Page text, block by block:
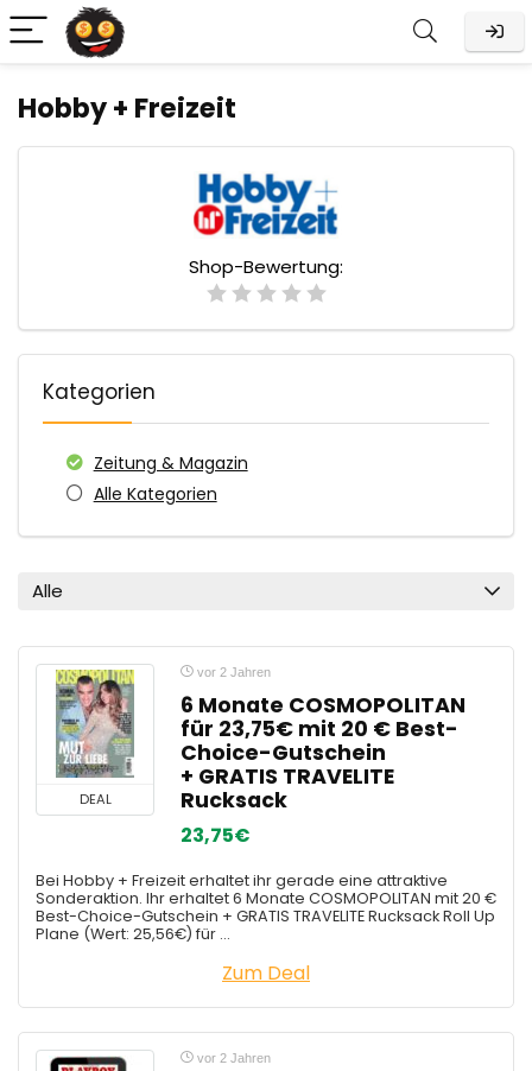
Hobby + Freizeit
Shop-Bewertung:
Kategorien
Zeitung & Magazin
Alle Kategorien
Alle
DEAL
vor 2 Jahren
6 Monate COSMOPOLITAN
für 23,75€ mit 20 € Best-
Choice-Gutschein
+ GRATIS TRAVELITE
Rucksack
23,75€
Bei Hobby + Freizeit erhaltet ihr gerade eine attraktive
Sonderaktion. Ihr erhaltet 6 Monate COSMOPOLITAN mit 20 €
Best-Choice-Gutschein + GRATIS TRAVELITE Rucksack Roll Up
Plane (Wert: 25,56€) für ...
Zum Deal
vor 2 Jahren